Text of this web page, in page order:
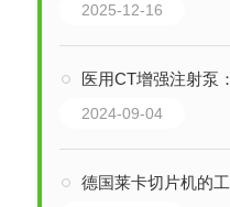
2025-12-16
医用CT增强注射泵：精准
2024-09-04
德国莱卡切片机的工